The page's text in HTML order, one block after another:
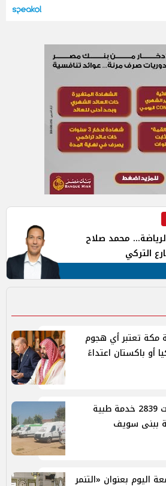
محمد صلاح
التركي
مكة تعتبر أي هجوم
أو باكستان اعتداءً
قافلة مجانية قدمت 2839 خدمة طبية
ببنى سويف
اليوم بعنوان «التنمر